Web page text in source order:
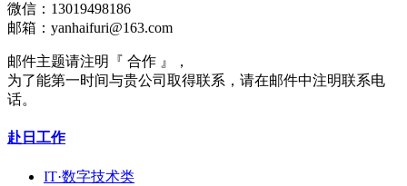
微信：13019498186
邮箱：yanhaifuri@163.com
邮件主题请注明『 合作 』，
为了能第一时间与贵公司取得联系，请在邮件中注明联系电
话。
赴日工作
IT·数字技术类